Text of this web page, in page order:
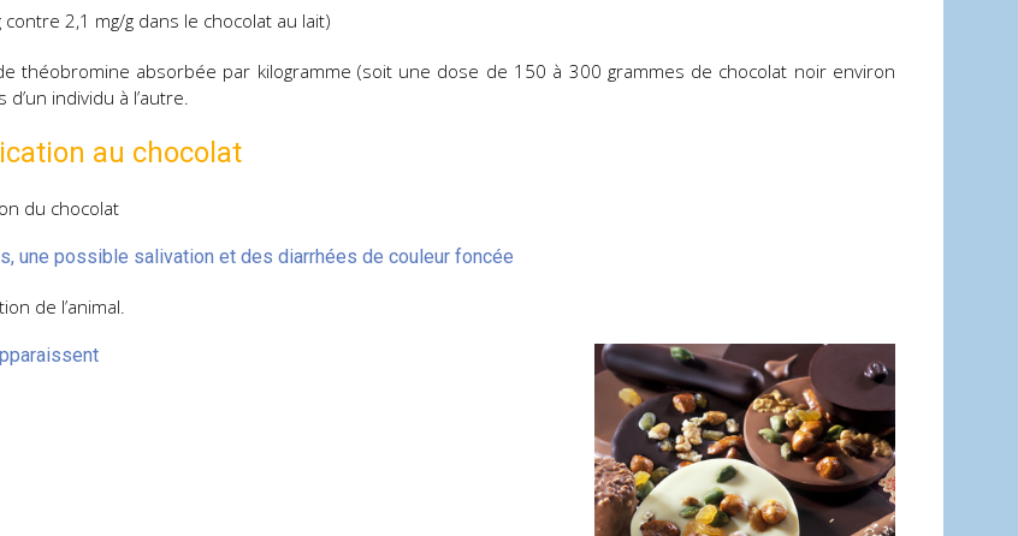
2,1 mg/g dans le chocolat au lait)
théobromine absorbée par kilogramme (soit une dose de 150 à 300 grammes de chocolat noir environ
individu à l’autre.
au chocolat
du chocolat
possible salivation et des diarrhées de couleur foncée
de l’animal.